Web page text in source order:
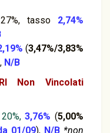
tasso 2,74%
(3,47%/3,83%
N/B
Non Vincolati
3,76% (5,00%
01/09), N/B *non